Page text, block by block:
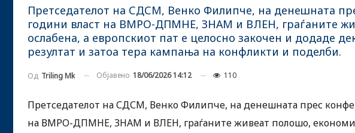
Претседателот на СДСМ, Венко Филипче, на денешната
години власт на ВМРО-ДПМНЕ, ЗНАМ и ВЛЕН, граѓаните
ослабена, а европскиот пат е целосно закочен и додаде
резултат и затоа тера кампања на конфликти и поделби.
Од Triling Mk Објавено 18/06/2026 14:12 110
Претседателот на СДСМ, Венко Филипче, на денешната прес
на ВМРО-ДПМНЕ, ЗНАМ и ВЛЕН, граѓаните живеат полошо,